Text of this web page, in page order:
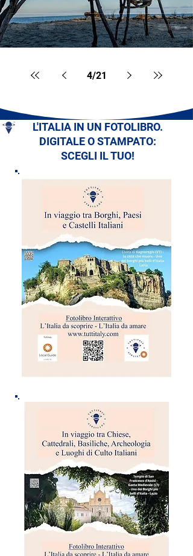
4/21
L'ITALIA IN UN FOTOLIBRO.
DIGITALE O STAMPATO:
SCEGLI IL TUO!